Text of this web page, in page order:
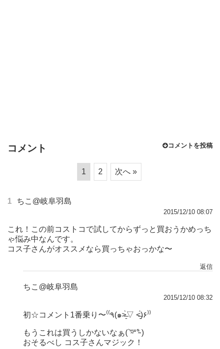
コメント コメントを投稿
1 2 次へ »
1 ちこ@岐阜羽島
2015/12/10 08:07
これ！この前コストコで試してからずっと買おうかめっち
ゃ悩み中なんです。
コス子さんがオススメなら買っちゃおっかな〜
返信
ちこ@岐阜羽島
2015/12/10 08:32
初☆コメント1番乗り〜⁽⁽٩(๑˃̶͈̀▽ ˂̶͈́)۶⁾⁾
もうこれは買うしかないなぁ( ⁼̴̀꒳⁼̴́ )
おそるべし コス子さんマジック！